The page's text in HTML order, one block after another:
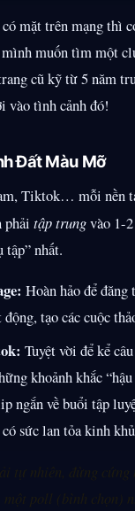
có mặt trên mạng
muốn tìm một
cũ kỹ từ 5 năm
vào tình cảnh đó!
Đất Màu Mỡ
Tiktok… mỗi nền
phải tập trungvào 1-
tập” nhất.
Hoàn hảo để
tạo các cuộc
Tuyệt vời để kể
khoảnh khắc
ngắn về buổi tập
sức lan tỏa kinh